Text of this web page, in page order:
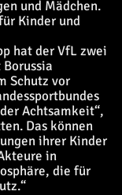
und Mädchen.
Kinder und
hat der VfL zwei
Schutz vor
Achtsamkeit“,
Das können
ihrer Kinder
in
die für